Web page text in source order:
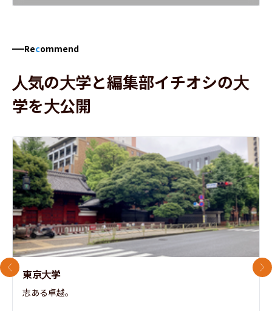
Recommend
人気の大学と編集部イチオシの大
学を大公開
東京大学
志ある卓越。
前のスライド 次